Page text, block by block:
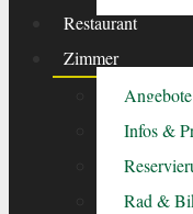
Restaurant
Zimmer
Angebote
Infos &
Rad &